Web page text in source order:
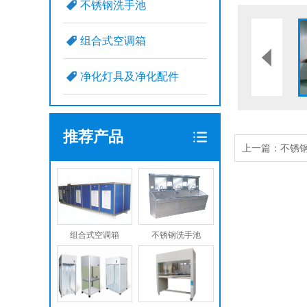
不锈钢洗手池
组合式空调箱
净化灯具及净化配件
推荐产品
组合式空调箱 不锈钢洗手池
上一篇： 不锈